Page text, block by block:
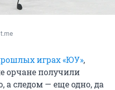
играх «ЮУ»,
орчане получили
а следом — еще одно, да